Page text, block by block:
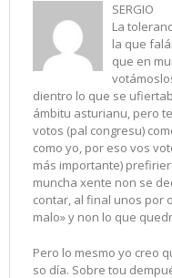
SERGIO
La
la que
que en
dientro lo que se
ámbitu asturianu, pero
votos (pal congresu)
como yo, por eso vos
más importante)
muncha xente non se
contar, al final unos por
malo» y non lo que
Pero lo mesmo yo creo
so día. Sobre tou